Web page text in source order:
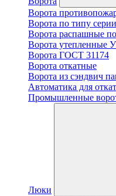
Ворота
Ворота по типу
Ворота распашные
Ворота утепленные
Ворота ГОСТ 31174
Ворота откатные
Ворота из сэндвич
Автоматика для
Промышленные
Люки